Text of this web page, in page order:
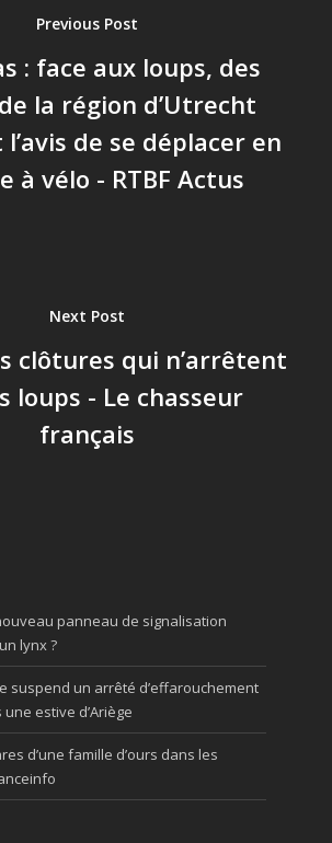
Previous Post
: face aux loups, des
la région d’Utrecht
de se déplacer en
à vélo - RTBF Actus
Next Post
clôtures qui n’arrêtent
loups - Le chasseur
français
panneau de signalisation
lynx ?
suspend un arrêté d’effarouchement
estive d’Ariège
d’une famille d’ours dans les